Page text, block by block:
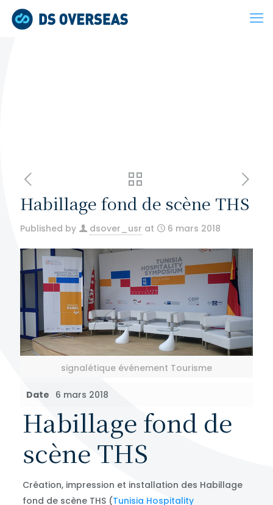
Habillage fond de scène THS
Published by dsover_usr at 6 mars 2018
signalétique événement Tourisme
Date 6 mars 2018
Habillage fond de
scène THS
Création, impression et installation des Habillage
fond de scène THS (Tunisia Hospitality